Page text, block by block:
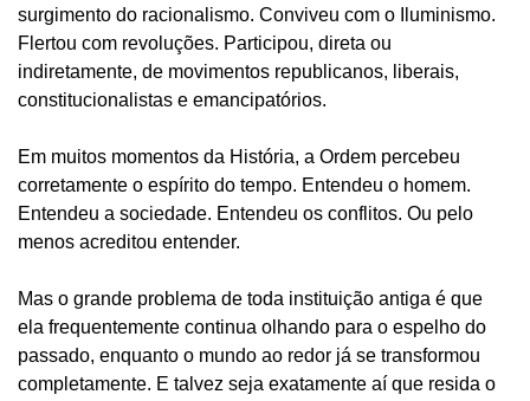
surgimento do racionalismo. Conviveu com o Iluminismo.
Flertou com revoluções. Participou, direta ou
indiretamente, de movimentos republicanos, liberais,
constitucionalistas e emancipatórios.
Em muitos momentos da História, a Ordem percebeu
corretamente o espírito do tempo. Entendeu o homem.
Entendeu a sociedade. Entendeu os conflitos. Ou pelo
menos acreditou entender.
Mas o grande problema de toda instituição antiga é que
ela frequentemente continua olhando para o espelho do
passado, enquanto o mundo ao redor já se transformou
completamente. E talvez seja exatamente aí que resida o